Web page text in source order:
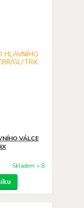
VÁLCE
Skladem > 8